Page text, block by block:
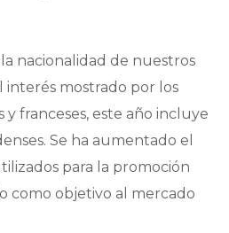
nacionalidad de nuestros
interés mostrado por los
y franceses, este año incluye
Se ha aumentado el
para la promoción
como objetivo al mercado